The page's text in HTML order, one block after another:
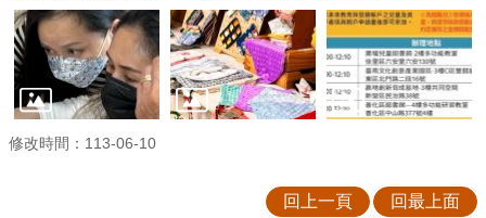
修改時間：113-06-10
回上一頁 回最上面